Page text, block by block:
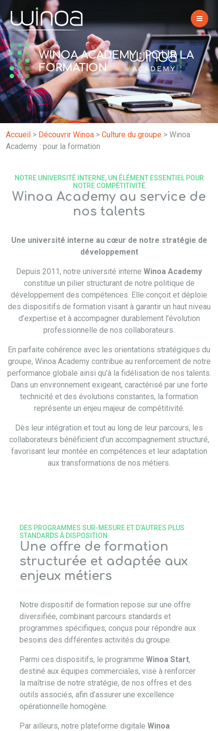
WINOA ACADEMY : POUR LA
FORMATION
Accueil > Découvrir Winoa > Culture du groupe > Winoa
Academy : pour la formation
Winoa Academy au service de
nos talents
NOTRE UNIVERSITÉ INTERNE, UN ÉLÉMENT ESSENTIEL POUR
NOTRE COMPÉTITIVITÉ
Une université interne au cœur de notre stratégie de
développement
Depuis 2011, notre université interne Winoa Academy
constitue un pilier structurant de notre politique de
développement des compétences. Elle conçoit et déploie
des dispositifs de formation visant à garantir un haut niveau
d’expertise et à accompagner durablement l’évolution
professionnelle de nos collaborateurs.
En parfaite cohérence avec les orientations stratégiques du
groupe, Winoa Academy contribue au renforcement de notre
performance globale ainsi qu’à la fidélisation de nos talents.
Dans un environnement exigeant, caractérisé par une forte
technicité et des évolutions constantes, la formation
représente un enjeu majeur de compétitivité.
Dès leur intégration et tout au long de leur parcours, les
collaborateurs bénéficient d’un accompagnement structuré,
favorisant leur montée en compétences et leur adaptation
aux transformations de nos métiers.
Une offre de formation
structurée et adaptée aux
enjeux métiers
DES PROGRAMMES SUR-MESURE ET D’AUTRES PLUS
STANDARDS À DISPOSITION
Notre dispositif de formation repose sur une offre
diversifiée, combinant parcours standards et
programmes spécifiques, conçus pour répondre aux
besoins des différentes activités du groupe.
Parmi ces dispositifs, le programme Winoa Start,
destiné aux équipes commerciales, vise à renforcer
la maîtrise de notre stratégie, de nos offres et des
outils associés, afin d’assurer une excellence
opérationnelle homogène.
Par ailleurs, notre plateforme digitale Winoa